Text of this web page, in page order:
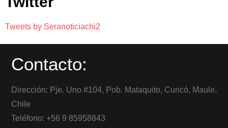
Tweets by Seranoticiachi2
Contacto:
Dirección: Pje. Uno #104, Pob. Mataquito, Curicó, Maule,
Chile
Teléfono: +56 9 85958843